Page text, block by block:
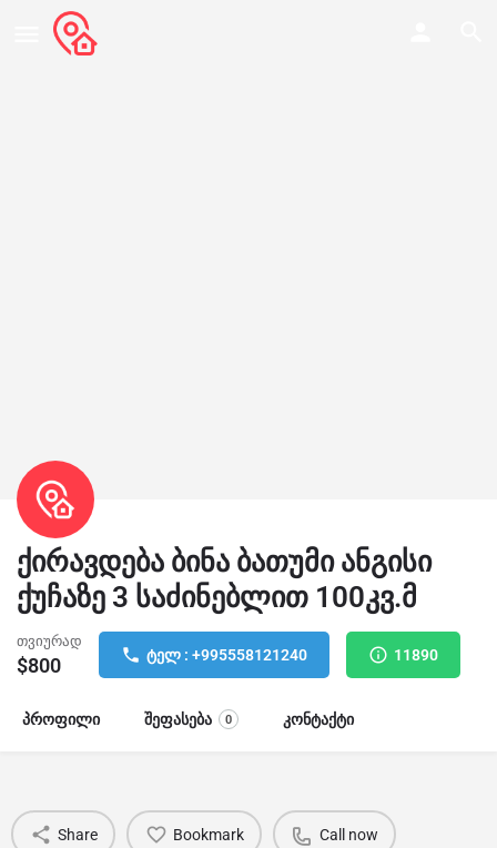
ქირავდება ბინა ბათუმი ანგისი
ქუჩაზე 3 საძინებლით 100კვ.მ
თვიურად
$800 ტელ : +995558121240 11890
პროფილი შეფასება 0 კონტაქტი
Share Bookmark Call now